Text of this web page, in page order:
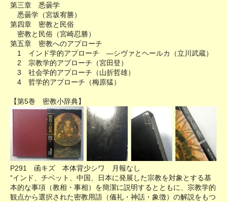
第三章 悉曇学
悉曇学（宮坂宥勝）
第四章 密教と民俗
密教と民俗（宮崎忍勝）
第五章 密教へのアプローチ
1 インド学的アプローチ ―シヴァとヘールカ（立川武蔵）
2 宗教学的アプローチ（宮田登）
3 社会学的アプローチ（山折哲雄）
4 哲学的アプローチ（梅原猛）
【第5巻 密教小辞典】
P291 函キズ 本体背少シワ 月報なし
“インド、チベット、中国、日本に発展した宗教を対象とする基
本的な事項（教相・事相）を簡潔に説明するとともに、宗教学的
観点から選択された密教用語（儀礼・神話・象徴）の解説をもつ